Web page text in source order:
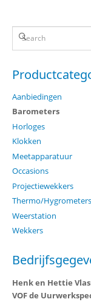
Aanbiedingen
Barometers
Horloges
Klokken
Meetapparatuur
Occasions
Projectiewekkers
Thermo/Hygrometers
Weerstation
Wekkers
Henk en Hettie
VOF de